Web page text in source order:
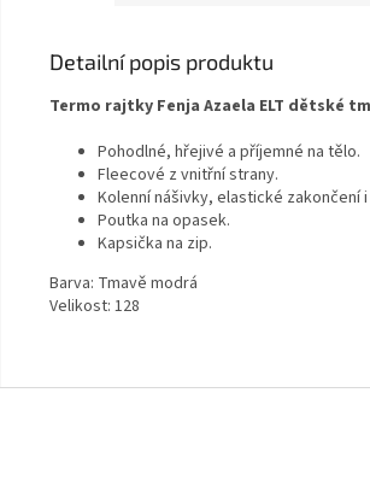
Detailní popis produktu
Termo rajtky Fenja Azaela ELT dětské
Pohodlné, hřejivé a příjemné na tělo.
Fleecové z vnitřní strany.
Kolenní nášivky, elastické zakončení
Poutka na opasek.
Kapsička na zip.
Barva: Tmavě modrá
Velikost: 128